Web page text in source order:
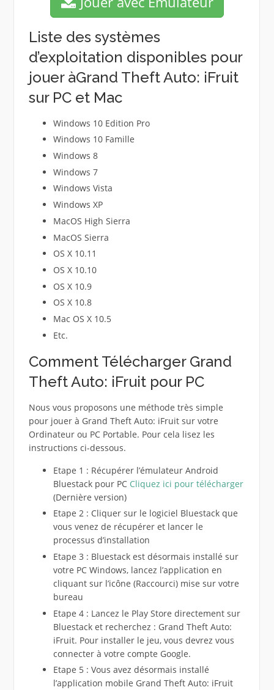
Liste des systèmes
d’exploitation disponibles pour
jouer àGrand Theft Auto: iFruit
sur PC et Mac
Windows 10 Edition Pro
Windows 10 Famille
Windows 8
Windows 7
Windows Vista
Windows XP
MacOS High Sierra
MacOS Sierra
OS X 10.11
OS X 10.10
OS X 10.9
OS X 10.8
Mac OS X 10.5
Etc.
Comment Télécharger Grand
Theft Auto: iFruit pour PC
Nous vous proposons une méthode très simple
pour jouer à Grand Theft Auto: iFruit sur votre
Ordinateur ou PC Portable. Pour cela lisez les
instructions ci-dessous.
Etape 1 : Récupérer l’émulateur Android
Bluestack pour PC Cliquez ici pour télécharger
(Dernière version)
Etape 2 : Cliquer sur le logiciel Bluestack que
vous venez de récupérer et lancer le
processus d’installation
Etape 3 : Bluestack est désormais installé sur
votre PC Windows, lancez l’application en
cliquant sur l’icône (Raccourci) mise sur votre
bureau
Etape 4 : Lancez le Play Store directement sur
Bluestack et recherchez : Grand Theft Auto:
iFruit. Pour installer le jeu, vous devrez vous
connecter à votre compte Google.
Etape 5 : Vous avez désormais installé
l’application mobile Grand Theft Auto: iFruit